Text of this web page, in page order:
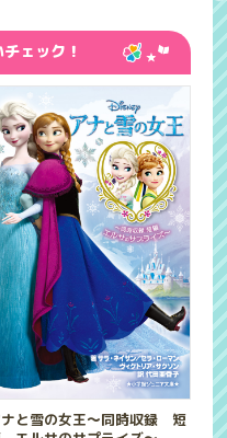
ェック！
と雪の女王～同時収録 短